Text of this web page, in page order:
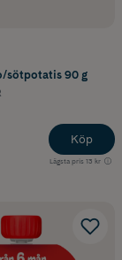
sötpotatis 90 g
Lägsta pris 13 kr
Köp